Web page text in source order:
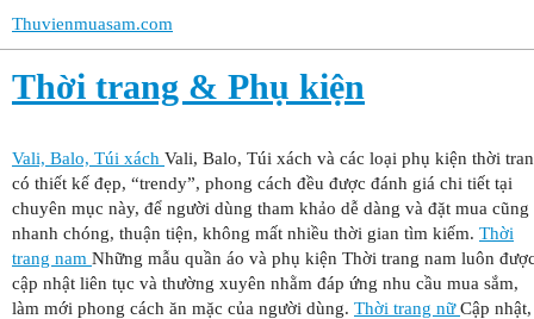
Thuvienmuasam.com
Thời trang & Phụ kiện
Vali, Balo, Túi xách Vali, Balo, Túi xách và các loại phụ kiện thời
có thiết kế đẹp, “trendy”, phong cách đều được đánh giá chi tiết tại
chuyên mục này, để người dùng tham khảo dễ dàng và đặt mua cũng
nhanh chóng, thuận tiện, không mất nhiều thời gian tìm kiếm. Thời
trang nam Những mẫu quần áo và phụ kiện Thời trang nam luôn
cập nhật liên tục và thường xuyên nhằm đáp ứng nhu cầu mua sắm,
làm mới phong cách ăn mặc của người dùng. Thời trang nữ Cập nhật,